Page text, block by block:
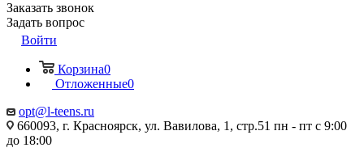
Заказать звонок
Задать вопрос
Войти
Корзина0
Отложенные0
opt@l-teens.ru
660093, г. Красноярск, ул. Вавилова, 1, стр.51 пн - пт с 9:00
до 18:00